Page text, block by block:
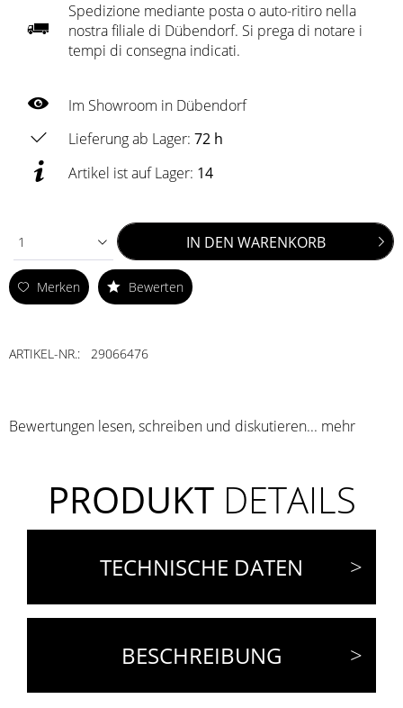
Spedizione mediante posta o auto-ritiro nella
nostra filiale di Dübendorf. Si prega di notare i
tempi di consegna indicati.
Im Showroom in Dübendorf
Lieferung ab Lager: 72 h
Artikel ist auf Lager: 14
1 IN DEN WARENKORB
Merken Bewerten
ARTIKEL-NR.: 29066476
Bewertungen lesen, schreiben und diskutieren... mehr
PRODUKTDETAILS
TECHNISCHE DATEN
BESCHREIBUNG